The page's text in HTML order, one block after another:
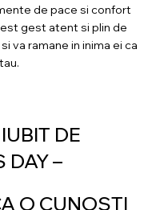
de pace si confort
gest atent si plin de
va ramane in inima ei ca
DE
DAY –
O CUNOSTI